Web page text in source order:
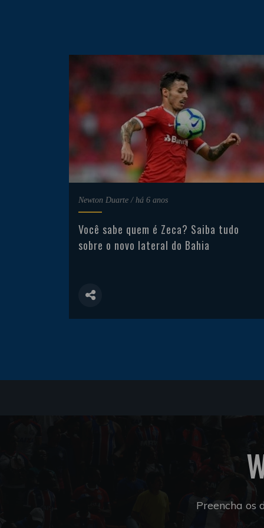
Newton Duarte / há 6 anos
Você sabe quem é Zeca? Saiba tudo
sobre o novo lateral do Bahia
Preencha os